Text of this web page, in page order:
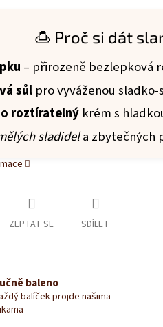
🍮 Proč si dát
– přirozeně bezlepková
sůl pro vyváženou
roztíratelný krém s
sladidela zbytečných
ZEPTAT SE SDÍLET
baleno
balíček projde našima